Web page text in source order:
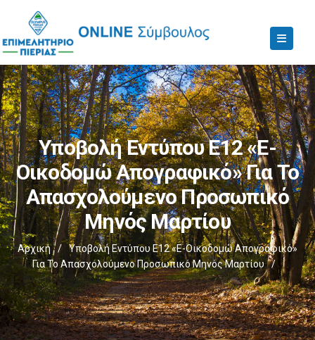
Υποβολή Εντύπου Ε12 «e-
Οικοδομώ Απογραφικό» Για Το
Απασχολούμενο Προσωπικό
Μηνός Μαρτίου
Αρχική /
Υποβολή Εντύπου Ε12 «e-Οικοδομώ Απογραφικό»
Για Το Απασχολούμενο Προσωπικό Μηνός Μαρτίου
/